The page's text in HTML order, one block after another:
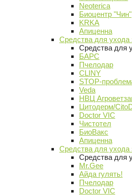
Neoterica
Биоцентр "Чин"
KRKA
Апиценна
Средства для
Средства для
БАРС
Пчелодар
CLINY
STOP-
Veda
НВЦ
Цитодерм/
Doctor VIC
Чистотел
БиоВакс
Апиценна
Средства для ухода
Средства для
Mr.Gee
Айда гулять!
Пчелодар
Doctor VIC